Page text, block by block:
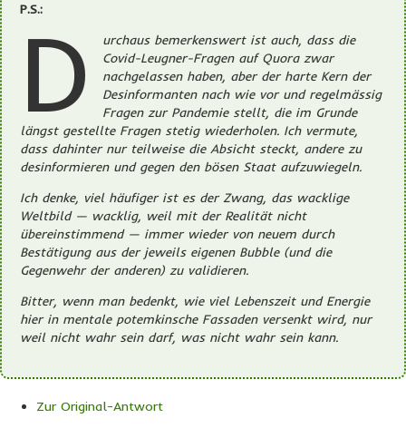
P.S.:
D
urchaus bemerkenswert ist auch, dass die
Covid-Leugner-Fragen auf Quora zwar
nachgelassen haben, aber der harte Kern der
Desinformanten nach wie vor und regelmässig
Fragen zur Pandemie stellt, die im Grunde
längst gestellte Fragen stetig wiederholen. Ich vermute,
dass dahinter nur teilweise die Absicht steckt, andere zu
desinformieren und gegen den bösen Staat aufzuwiegeln.
Ich denke, viel häufiger ist es der Zwang, das wacklige
Weltbild — wacklig, weil mit der Realität nicht
übereinstimmend — immer wieder von neuem durch
Bestätigung aus der jeweils eigenen Bubble (und die
Gegenwehr der anderen) zu validieren.
Bitter, wenn man bedenkt, wie viel Lebenszeit und Energie
hier in mentale potemkinsche Fassaden versenkt wird, nur
weil nicht wahr sein darf, was nicht wahr sein kann.
Zur Original-Antwort